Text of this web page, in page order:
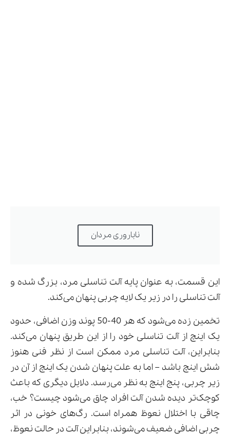
ناباروری مردان
این قسمت، به عنوان پایه آلت تناسلی مرد، بزرگ شده و
آلت تناسلی را در زیر یک لایه چربی پنهان می‌کند.
تخمین زده می‌شود که هر 40-50 پوند وزن اضافی، حدود
یک اینچ از آلت تناسلی خود را از این طریق پنهان می‌کند.
بنابراین، آلت تناسلی مرد ممکن است از نظر فنی هنوز
شش اینچ باشد – اما به علت پنهان شدن یک اینچ از آن در
زیر چربی، پنج اینچ به نظر می‌رسد. دلایل دیگری که باعث
کوچک‌تر دیده شدن آلت افراد چاق می‌شود چیست؟ خب،
چاقی با اختلال نعوظ همراه است. رگ‌های خونی در اثر
چربی اضافی ضعیف می‌شوند، بنابراین آلت در حالت نعوظ،